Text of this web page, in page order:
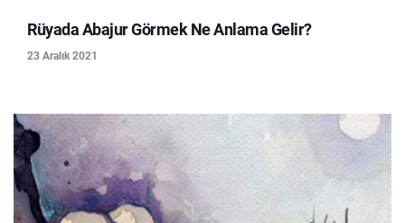
Rüyada Abajur Görmek Ne Anlama Gelir?
23 Aralık 2021